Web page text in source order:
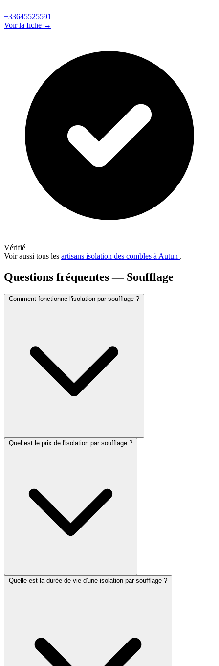
+33645525591
Voir la fiche →
Vérifié
Voir aussi tous les artisans isolation des combles à Autun .
Questions fréquentes — Soufflage
Comment fonctionne l'isolation par soufflage ?
Quel est le prix de l'isolation par soufflage ?
Quelle est la durée de vie d'une isolation par soufflage ?